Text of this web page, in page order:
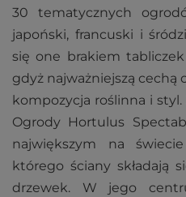
30 tematycznych
japoński, francuski i
się one brakiem
gdyż najważniejszą
kompozycja roślinna i
Ogrody Hortulus
największym na
którego ściany składają
drzewek. W jego